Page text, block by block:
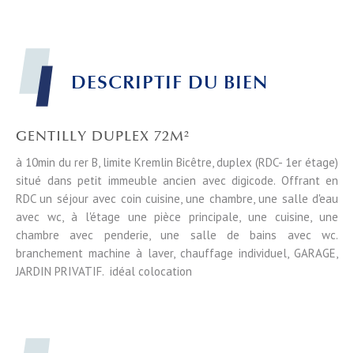
DESCRIPTIF DU BIEN
GENTILLY DUPLEX 72M²
à 10min du rer B, limite Kremlin Bicêtre, duplex (RDC- 1er étage)
situé dans petit immeuble ancien avec digicode. Offrant en
RDC un séjour avec coin cuisine, une chambre, une salle d'eau
avec wc, à l'étage une pièce principale, une cuisine, une
chambre avec penderie, une salle de bains avec wc.
branchement machine à laver, chauffage individuel, GARAGE,
JARDIN PRIVATIF. idéal colocation